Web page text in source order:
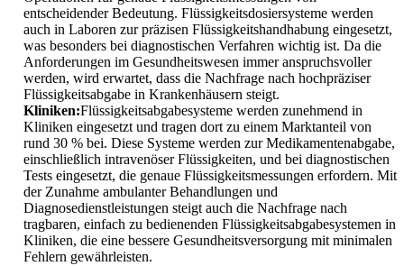
entscheidender Bedeutung. Flüssigkeitsdosiersysteme werden
auch in Laboren zur präzisen Flüssigkeitshandhabung eingesetzt,
was besonders bei diagnostischen Verfahren wichtig ist. Da die
Anforderungen im Gesundheitswesen immer anspruchsvoller
werden, wird erwartet, dass die Nachfrage nach hochpräziser
Flüssigkeitsabgabe in Krankenhäusern steigt.
Kliniken:Flüssigkeitsabgabesysteme werden zunehmend in
Kliniken eingesetzt und tragen dort zu einem Marktanteil von
rund 30 % bei. Diese Systeme werden zur Medikamentenabgabe,
einschließlich intravenöser Flüssigkeiten, und bei diagnostischen
Tests eingesetzt, die genaue Flüssigkeitsmessungen erfordern. Mit
der Zunahme ambulanter Behandlungen und
Diagnosedienstleistungen steigt auch die Nachfrage nach
tragbaren, einfach zu bedienenden Flüssigkeitsabgabesystemen in
Kliniken, die eine bessere Gesundheitsversorgung mit minimalen
Fehlern gewährleisten.